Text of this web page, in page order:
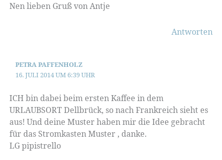
Nen lieben Gruß von Antje
Antworten
PETRA PAFFENHOLZ
16. JULI 2014 UM 6:39 UHR
ICH bin dabei beim ersten Kaffee in dem
URLAUBSORT Dellbrück, so nach Frankreich sieht es
aus! Und deine Muster haben mir die Idee gebracht
für das Stromkasten Muster , danke.
LG pipistrello